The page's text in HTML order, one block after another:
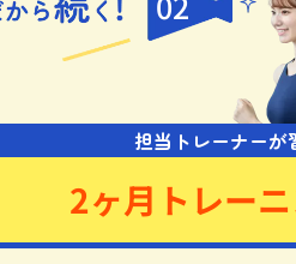
2ヶ月トレー
担当トレーナーが